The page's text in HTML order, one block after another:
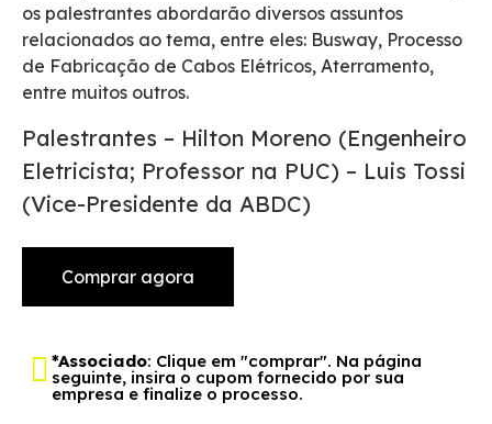
os palestrantes abordarão diversos assuntos
relacionados ao tema, entre eles: Busway, Processo
de Fabricação de Cabos Elétricos, Aterramento,
entre muitos outros.
Palestrantes – Hilton Moreno (Engenheiro
Eletricista; Professor na PUC) – Luis Tossi
(Vice-Presidente da ABDC)
Comprar agora
*Associado: Clique em "comprar". Na página
seguinte, insira o cupom fornecido por sua
empresa e finalize o processo.